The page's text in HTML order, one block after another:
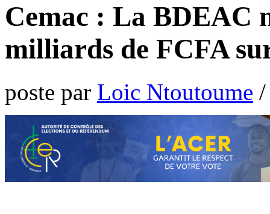
Cemac : La BDEAC
milliards de FCFA
poste par Loic Ntoutoume